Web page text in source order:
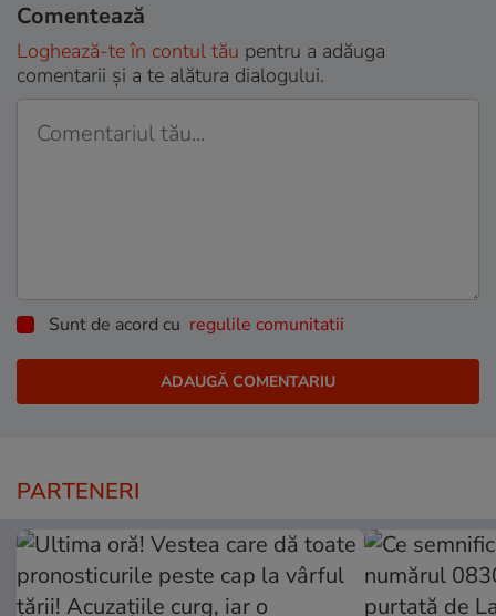
Comentează
Loghează-te în contul tău pentru a adăuga
comentarii și a te alătura dialogului.
Sunt de acord cu regulile comunitatii
PARTENERI